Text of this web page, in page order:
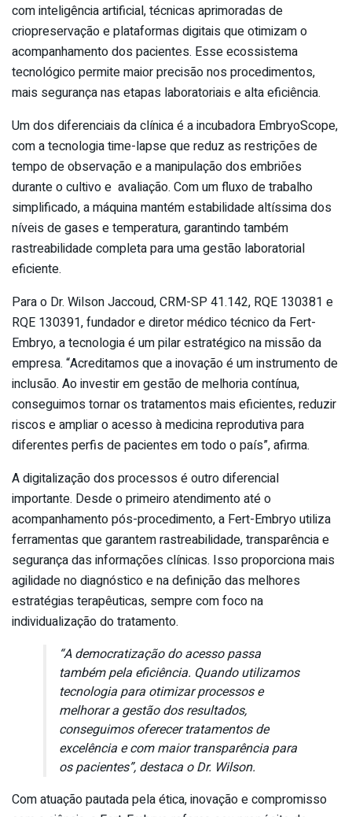
com inteligência artificial, técnicas aprimoradas de
criopreservação e plataformas digitais que otimizam o
acompanhamento dos pacientes. Esse ecossistema
tecnológico permite maior precisão nos procedimentos,
mais segurança nas etapas laboratoriais e alta eficiência.
Um dos diferenciais da clínica é a incubadora EmbryoScope,
com a tecnologia time-lapse que reduz as restrições de
tempo de observação e a manipulação dos embriões
durante o cultivo e avaliação. Com um fluxo de trabalho
simplificado, a máquina mantém estabilidade altíssima dos
níveis de gases e temperatura, garantindo também
rastreabilidade completa para uma gestão laboratorial
eficiente.
Para o Dr. Wilson Jaccoud, CRM-SP 41.142, RQE 130381 e
RQE 130391, fundador e diretor médico técnico da Fert-
Embryo, a tecnologia é um pilar estratégico na missão da
empresa. “Acreditamos que a inovação é um instrumento de
inclusão. Ao investir em gestão de melhoria contínua,
conseguimos tornar os tratamentos mais eficientes, reduzir
riscos e ampliar o acesso à medicina reprodutiva para
diferentes perfis de pacientes em todo o país”, afirma.
A digitalização dos processos é outro diferencial
importante. Desde o primeiro atendimento até o
acompanhamento pós-procedimento, a Fert-Embryo utiliza
ferramentas que garantem rastreabilidade, transparência e
segurança das informações clínicas. Isso proporciona mais
agilidade no diagnóstico e na definição das melhores
estratégias terapêuticas, sempre com foco na
individualização do tratamento.
“A democratização do acesso passa
também pela eficiência. Quando utilizamos
tecnologia para otimizar processos e
melhorar a gestão dos resultados,
conseguimos oferecer tratamentos de
excelência e com maior transparência para
os pacientes”, destaca o Dr. Wilson.
Com atuação pautada pela ética, inovação e compromisso